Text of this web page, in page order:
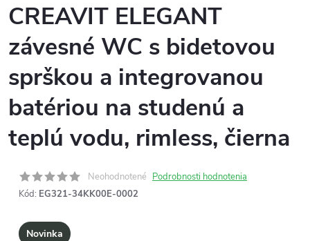
CREAVIT ELEGANT
závesné WC s bidetovou
sprškou a integrovanou
batériou na studenú a
teplú vodu, rimless, čierna
Neohodnotené Podrobnosti hodnotenia
Kód: EG321-34KK00E-0002
Novinka